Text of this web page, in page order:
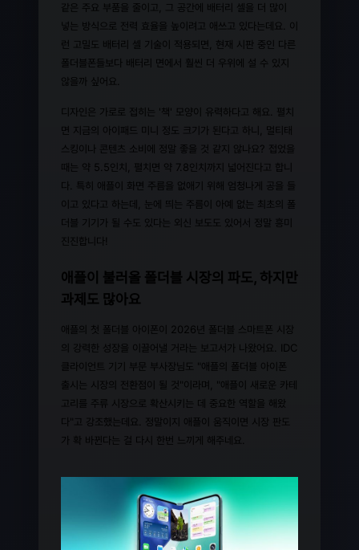
같은 주요 부품을 줄이고, 그 공간에 배터리 셀을 더 많이
넣는 방식으로 전력 효율을 높이려고 애쓰고 있다는데요. 이
런 고밀도 배터리 셀 기술이 적용되면, 현재 시판 중인 다른
폴더블폰들보다 배터리 면에서 훨씬 더 우위에 설 수 있지
않을까 싶어요.
디자인은 가로로 접히는 '책' 모양이 유력하다고 해요. 펼치
면 지금의 아이패드 미니 정도 크기가 된다고 하니, 멀티태
스킹이나 콘텐츠 소비에 정말 좋을 것 같지 않나요? 접었을
때는 약 5.5인치, 펼치면 약 7.8인치까지 넓어진다고 합니
다. 특히 애플이 화면 주름을 없애기 위해 엄청나게 공을 들
이고 있다고 하는데, 눈에 띄는 주름이 아예 없는 최초의 폴
더블 기기가 될 수도 있다는 외신 보도도 있어서 정말 흥미
진진합니다!
애플이 불러올 폴더블 시장의 파도, 하지만
과제도 많아요
애플의 첫 폴더블 아이폰이 2026년 폴더블 스마트폰 시장
의 강력한 성장을 이끌어낼 거라는 보고서가 나왔어요. IDC
클라이언트 기기 부문 부사장님도 "애플의 폴더블 아이폰
출시는 시장의 전환점이 될 것"이라며, "애플이 새로운 카테
고리를 주류 시장으로 확산시키는 데 중요한 역할을 해왔
다"고 강조했는데요. 정말이지 애플이 움직이면 시장 판도
가 확 바뀐다는 걸 다시 한번 느끼게 해주네요.